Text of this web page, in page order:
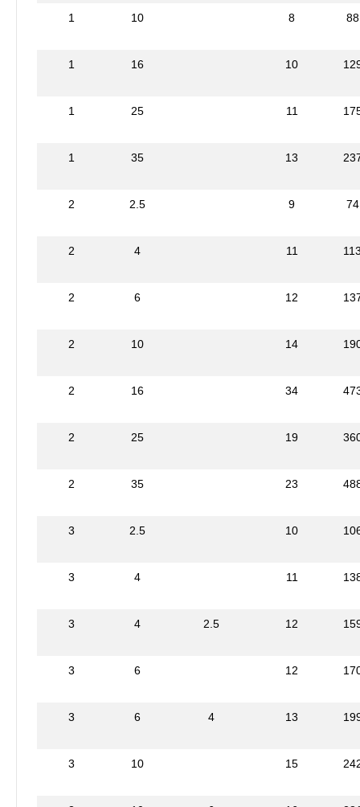
1 10 8 88
1 16 10
1 25 11
1 35 13
2 2.5 9 74
2 4 11
2 6 12
2 10 14
2 16 34
2 25 19
2 35 23
3 2.5 10
3 4 11
3 4 2.5 12
3 6 12
3 6 4 13
3 10 15